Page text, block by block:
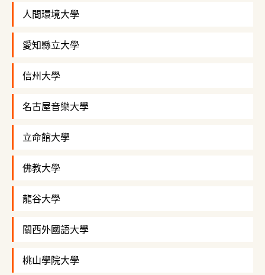
人間環境大學
愛知縣立大學
信州大學
名古屋音樂大學
立命館大學
佛教大學
龍谷大學
關西外國語大學
桃山學院大學